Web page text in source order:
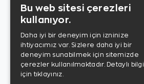
Bu web sitesi çerezleri
kullanıyor.
Daha iyi bir deneyim için izninize
ihtiyacımız var. Sizlere daha iyi bir
deneyim sunabilmek için sitemizde
çerezler kullanılmaktadır. Detaylı bilgi
için tıklayınız.